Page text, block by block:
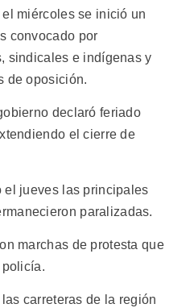
miércoles se inició un
convocado por
sindicales e indígenas y
de oposición.
declaró feriado
el cierre de
el jueves las principales
paralizadas.
marchas de protesta que
carreteras de la región